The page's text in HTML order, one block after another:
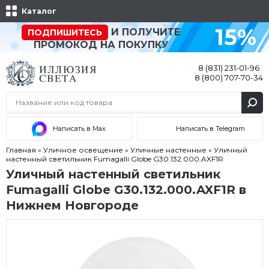
Каталог
ПОДПИШИТЕСЬ
И ПОЛУЧИТЕ
ПРОМОКОД НА ПОКУПКУ
15%
8 (831) 231-01-96
8 (800) 707-70-34
Написать в Max Написать в Telegram
Главная » Уличное освещение » Уличные настенные » Уличный
настенный светильник Fumagalli Globe G30.132.000.AXF1R
Уличный настенный светильник
Fumagalli Globe G30.132.000.AXF1R в
Нижнем Новгороде